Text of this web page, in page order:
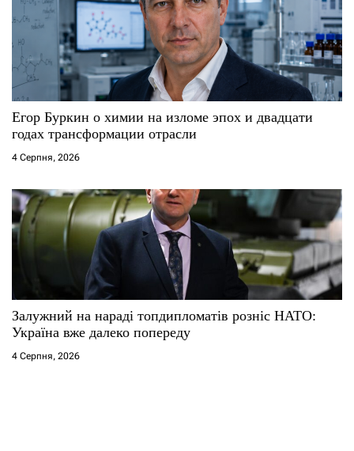
Егор Буркин о химии на изломе эпох и двадцати
годах трансформации отрасли
4 Серпня, 2026
Залужний на нараді топдипломатів розніс НАТО:
Україна вже далеко попереду
4 Серпня, 2026